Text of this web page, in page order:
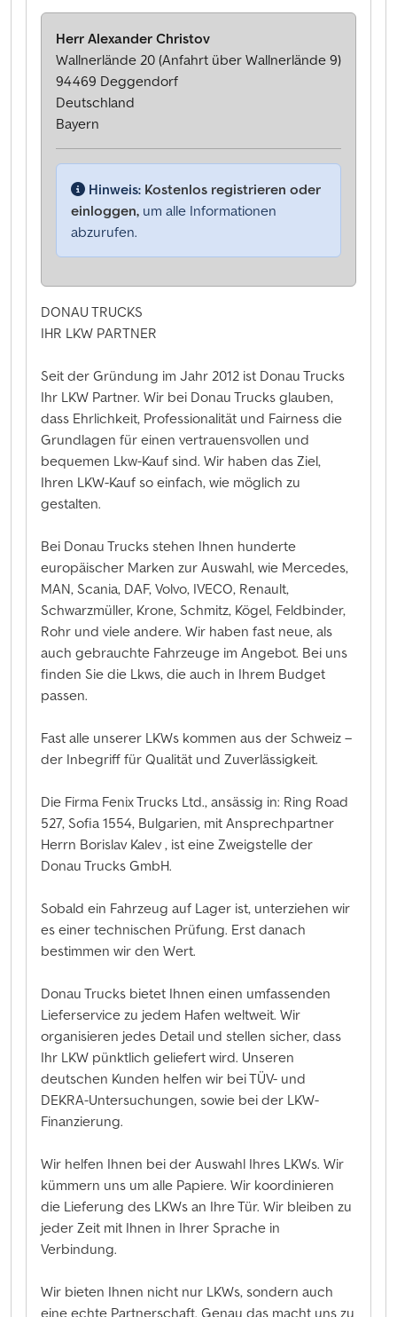
DONAU TRUCKS
IHR LKW PARTNER
Seit der Gründung im Jahr 2012 ist Donau Trucks
Ihr LKW Partner. Wir bei Donau Trucks glauben,
dass Ehrlichkeit, Professionalität und Fairness die
Grundlagen für einen vertrauensvollen und
bequemen Lkw-Kauf sind. Wir haben das Ziel,
Ihren LKW-Kauf so einfach, wie möglich zu
gestalten.
Bei Donau Trucks stehen Ihnen hunderte
europäischer Marken zur Auswahl, wie Mercedes,
MAN, Scania, DAF, Volvo, IVECO, Renault,
Schwarzmüller, Krone, Schmitz, Kögel, Feldbinder,
Rohr und viele andere. Wir haben fast neue, als
auch gebrauchte Fahrzeuge im Angebot. Bei uns
finden Sie die Lkws, die auch in Ihrem Budget
passen.
Fast alle unserer LKWs kommen aus der Schweiz –
der Inbegriff für Qualität und Zuverlässigkeit.
Die Firma Fenix Trucks Ltd., ansässig in: Ring Road
527, Sofia 1554, Bulgarien, mit Ansprechpartner
Herrn Borislav Kalev , ist eine Zweigstelle der
Donau Trucks GmbH.
Sobald ein Fahrzeug auf Lager ist, unterziehen wir
es einer technischen Prüfung. Erst danach
bestimmen wir den Wert.
Donau Trucks bietet Ihnen einen umfassenden
Lieferservice zu jedem Hafen weltweit. Wir
organisieren jedes Detail und stellen sicher, dass
Ihr LKW pünktlich geliefert wird. Unseren
deutschen Kunden helfen wir bei TÜV- und
DEKRA-Untersuchungen, sowie bei der LKW-
Finanzierung.
Wir helfen Ihnen bei der Auswahl Ihres LKWs. Wir
kümmern uns um alle Papiere. Wir koordinieren
die Lieferung des LKWs an Ihre Tür. Wir bleiben zu
jeder Zeit mit Ihnen in Ihrer Sprache in
Verbindung.
Wir bieten Ihnen nicht nur LKWs, sondern auch
eine echte Partnerschaft. Genau das macht uns zu
Herr Alexander Christov
Wallnerlände 20 (Anfahrt über Wallnerlände 9)
94469 Deggendorf
Deutschland
Bayern
Hinweis: Kostenlos registrieren oder
einloggen, um alle Informationen
abzurufen.